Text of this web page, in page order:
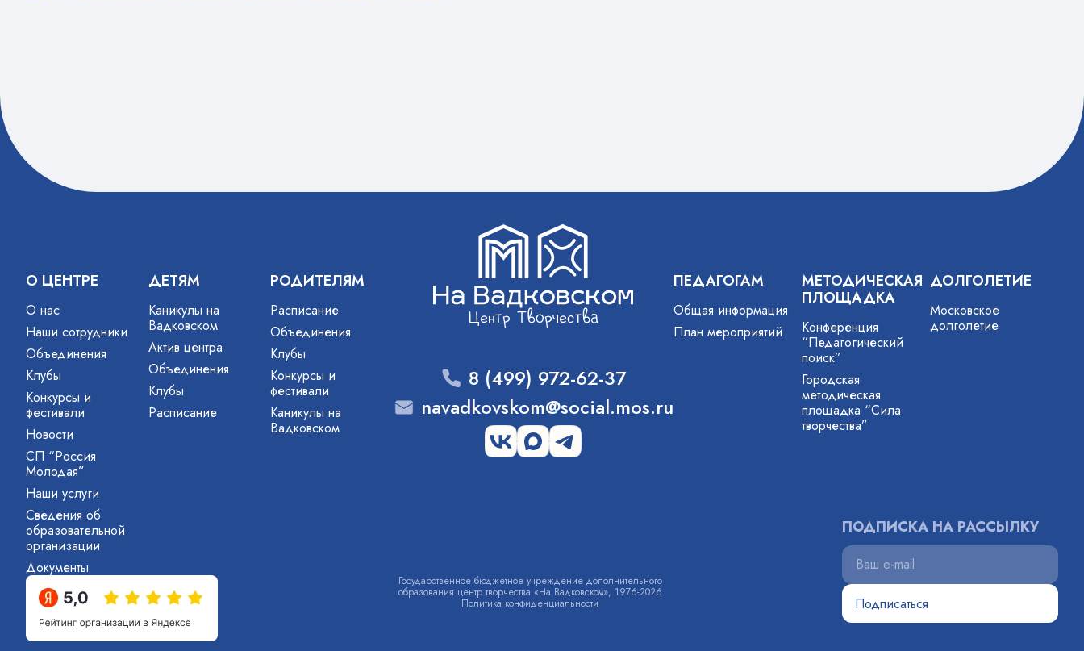
О ЦЕНТРЕ
О нас
Наши сотрудники
Объединения
Клубы
Конкурсы и
фестивали
Новости
СП “Россия
Молодая”
Наши услуги
Сведения об
образовательной
организации
Документы
ДЕТЯМ
Каникулы на
Вадковском
Актив центра
Объединения
Клубы
Расписание
РОДИТЕЛЯМ
Расписание
Объединения
Клубы
Конкурсы и
фестивали
Каникулы на
Вадковском
8 (499) 972-62-37
navadkovskom@social.mos.ru
ПЕДАГОГАМ
Общая информация
План мероприятий
МЕТОДИЧЕСКАЯ
ПЛОЩАДКА
Конференция
“Педагогический
поиск”
Городская
методическая
площадка “Сила
творчества”
ДОЛГОЛЕТИЕ
Московское
долголетие
Государственное бюджетное учреждение дополнительного
образования центр творчества «На Вадковском», 1976-2026
Политика конфиденциальности
ПОДПИСКА НА РАССЫЛКУ